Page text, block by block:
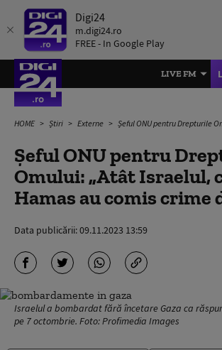
Digi24
m.digi24.ro
FREE - In Google Play
LIVE FM
HOME Știri Externe Șeful ONU pentru Drepturile Omului: „Atât Israelul,
Șeful ONU pentru
Omului: „Atât Israelul,
Hamas au comis crime
Data publicării:09.11.2023 13:59
Israelul a bombardat fără încetare Gaza ca
pe 7 octombrie. Foto: Profimedia Images